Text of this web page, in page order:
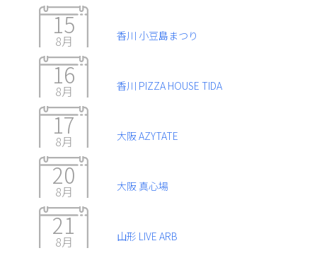
15
8月 香川 小豆島まつり
16
8月 香川 PIZZA HOUSE TIDA
17
8月 大阪 AZYTATE
20
8月 大阪 真心場
21
8月 山形 LIVE ARB